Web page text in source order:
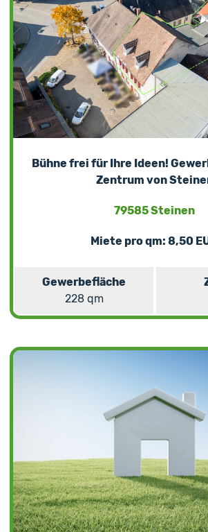
Bühne frei für Ihre Ideen!
Zentrum von
79585 Steinen
Miete pro qm: 8,50
Gewerbefläche
228 qm